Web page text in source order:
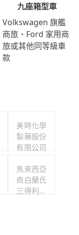
九座箱型車
Volkswagen 旗艦
商旅、Ford 家用商
旅或其他同等級車
款
美時化學
製藥股份
有限公司
馬來西亞
商白蘭氏
三得利股